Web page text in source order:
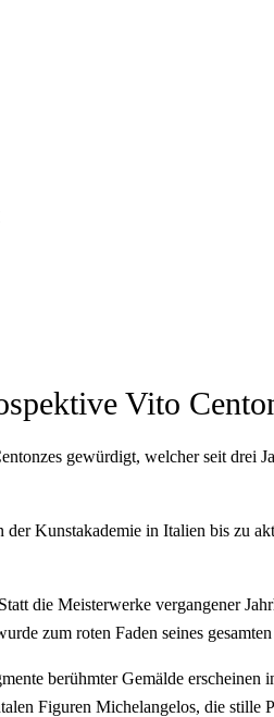
Vito
gewürdigt, welcher seit drei
Kunstakademie in Italien bis zu
die Meisterwerke vergangener
zum roten Faden seines
berühmter Gemälde
Figuren Michelangelos, die stille